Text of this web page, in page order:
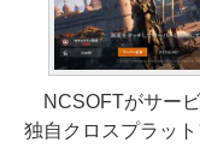
NCSOFTがサー
独自クロスプラッ